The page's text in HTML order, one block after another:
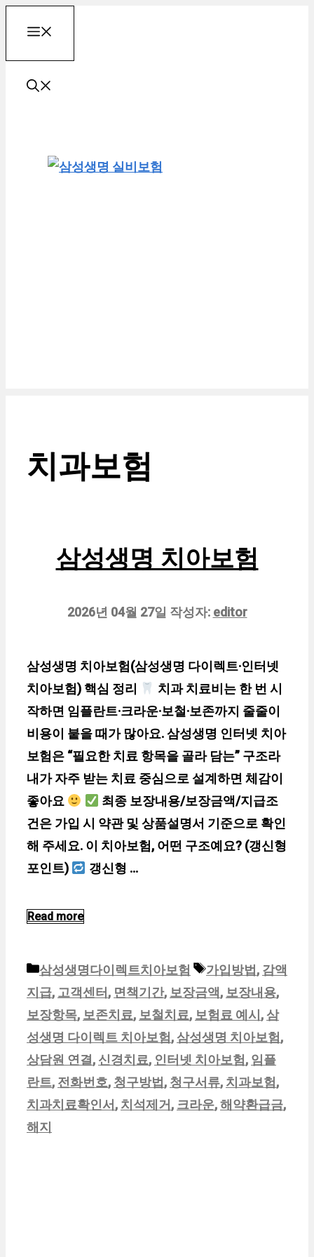
츠
치과보험
삼성생명 치아보험
2026년 04월 27일 작성자: editor
삼성생명 치아보험(삼성생명 다이렉트·인터넷
치아보험) 핵심 정리
치과 치료비는 한 번 시
작하면 임플란트·크라운·보철·보존까지 줄줄이
비용이 붙을 때가 많아요. 삼성생명 인터넷 치아
보험은 “필요한 치료 항목을 골라 담는” 구조라
내가 자주 받는 치료 중심으로 설계하면 체감이
좋아요
최종 보장내용/보장금액/지급조
건은 가입 시 약관 및 상품설명서 기준으로 확인
해 주세요. 이 치아보험, 어떤 구조예요? (갱신형
포인트)
갱신형 …
Read more
카
테
고
리
삼성생명다이렉트치아보험
태
그
가입방법 , 감액
지급, 고객센터 , 면책기간, 보장금액 , 보장내용,
보장항목, 보존치료, 보철치료, 보험료 예시 ,삼
성생명 다이렉트 치아보험 ,삼성생명 치아보험 ,
상담원 연결 , 신경치료, 인터넷 치아보험 , 임플
란트, 전화번호, 청구방법 , 청구서류, 치과보험 ,
치과치료확인서 , 치석제거 , 크라운,해약환급금,
해지